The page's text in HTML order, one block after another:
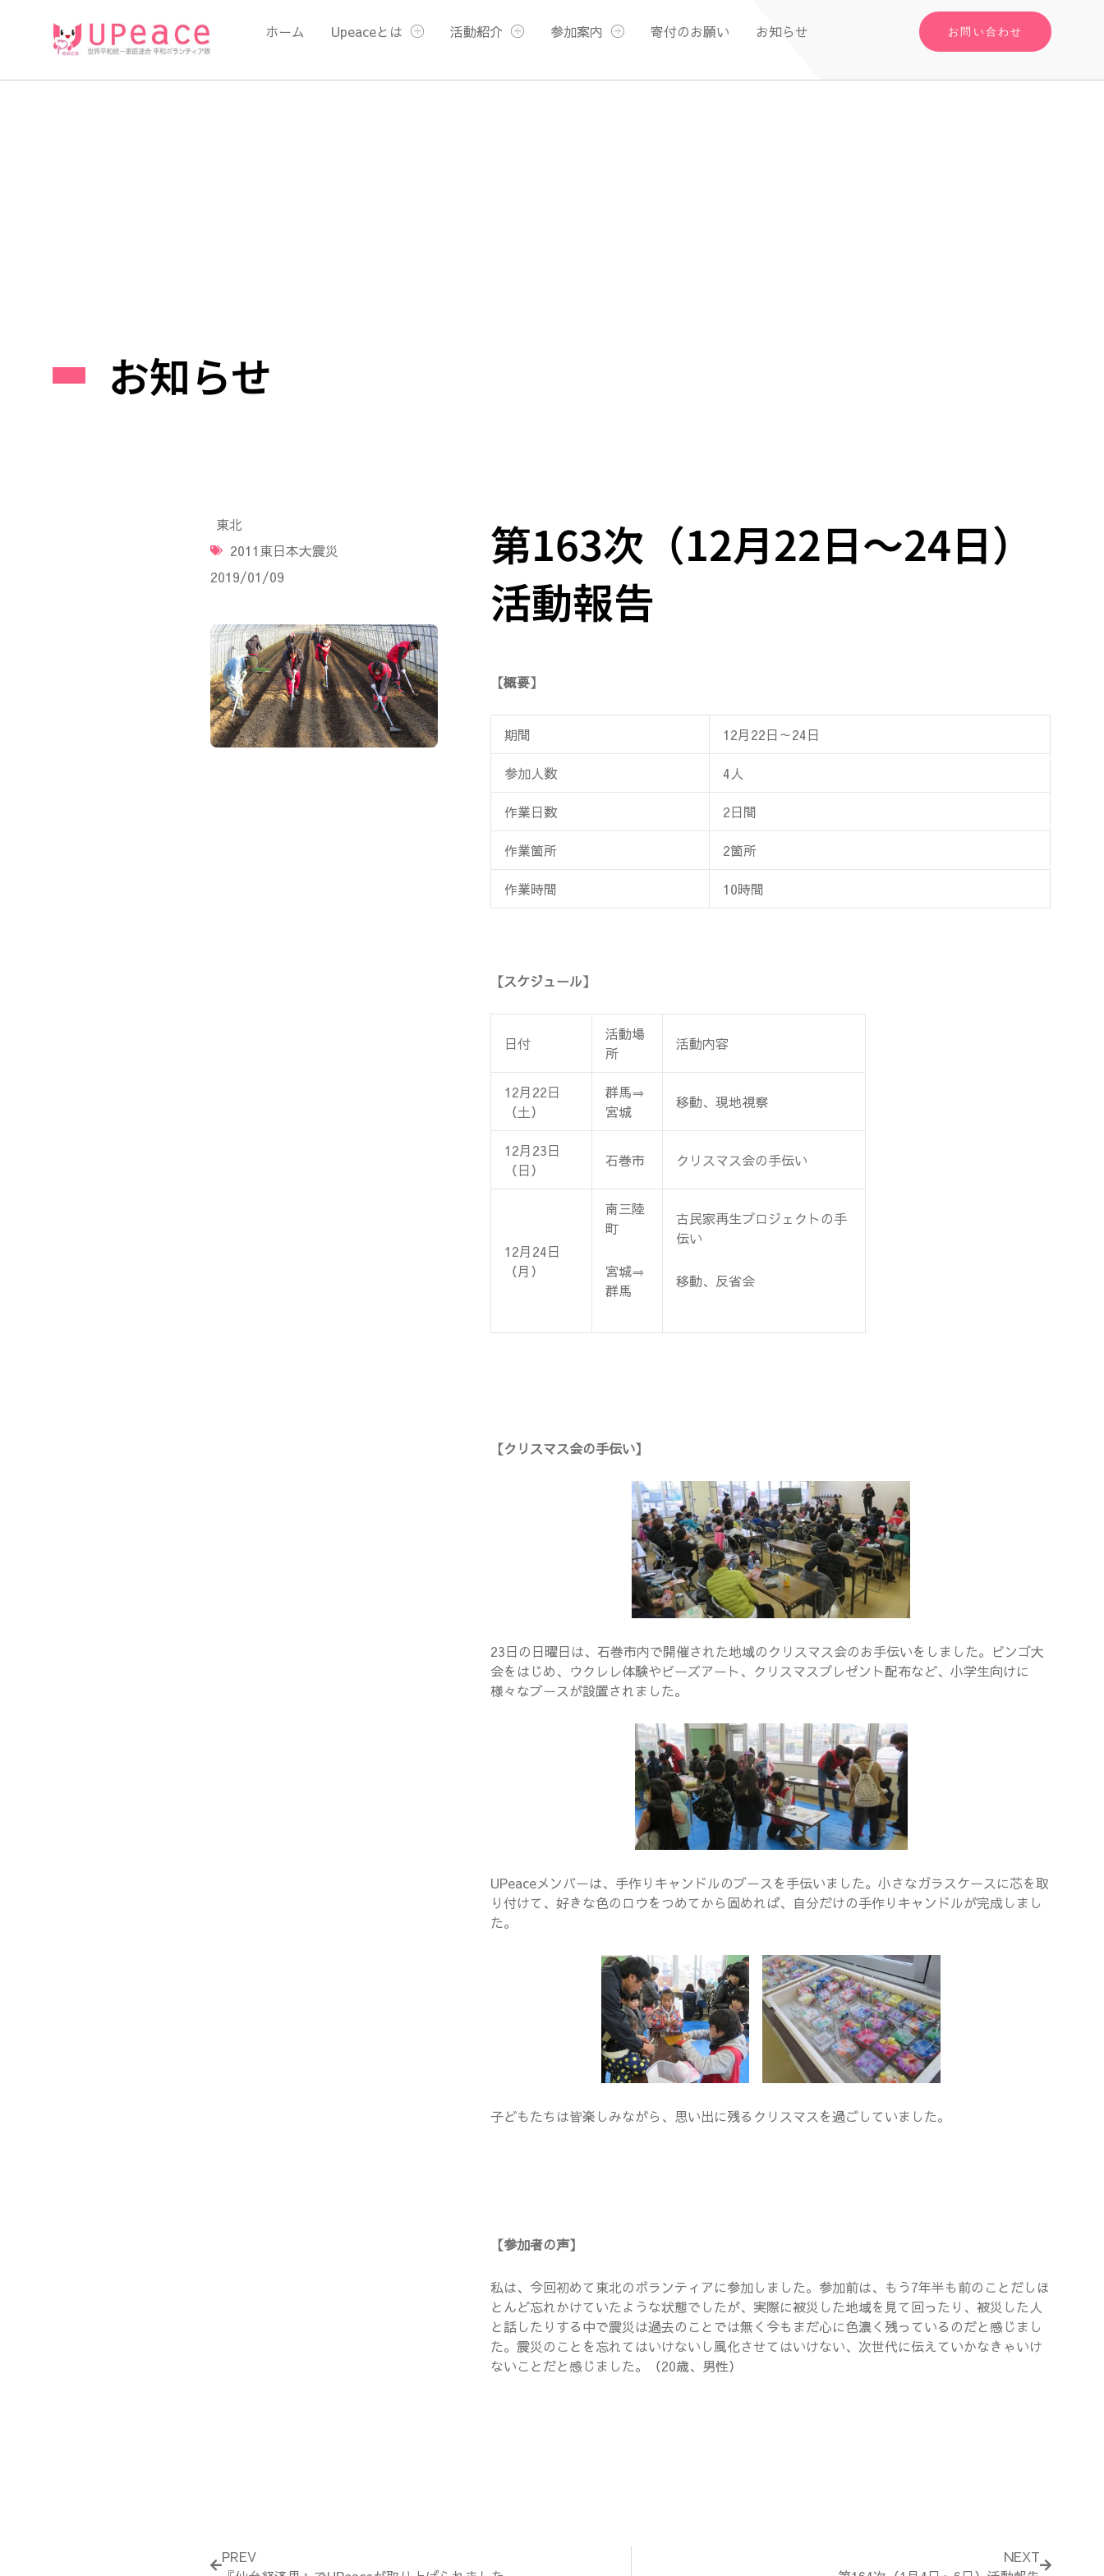
ホーム Upeaceとは 活動紹介 参加案内 寄付のお願い お知らせ お問い合わせ
お知らせ
東北
2011東日本大震災
2019/01/09
第163次（12月22日～24日）
活動報告
【概要】
期間 12月22日～24日
参加人数 4人
作業日数 2日間
作業箇所 2箇所
作業時間 10時間
【スケジュール】
日付
活動場
所
活動内容
12月22日
（土）
群馬⇒
宮城
移動、現地視察
12月23日
（日）
石巻市 クリスマス会の手伝い
12月24日
（月）
南三陸
町
宮城⇒
群馬
古民家再生プロジェクトの手
伝い
移動、反省会
【クリスマス会の手伝い】
23日の日曜日は、石巻市内で開催された地域のクリスマス会のお手伝いをしました。ビンゴ大
会をはじめ、ウクレレ体験やビーズアート、クリスマスプレゼント配布など、小学生向けに
様々なブースが設置されました。
UPeaceメンバーは、手作りキャンドルのブースを手伝いました。小さなガラスケースに芯を取
り付けて、好きな色のロウをつめてから固めれば、自分だけの手作りキャンドルが完成しまし
た。
子どもたちは皆楽しみながら、思い出に残るクリスマスを過ごしていました。
【参加者の声】
私は、今回初めて東北のボランティアに参加しました。参加前は、もう7年半も前のことだしほ
とんど忘れかけていたような状態でしたが、実際に被災した地域を見て回ったり、被災した人
と話したりする中で震災は過去のことでは無く今もまだ心に色濃く残っているのだと感じまし
た。震災のことを忘れてはいけないし風化させてはいけない、次世代に伝えていかなきゃいけ
ないことだと感じました。（20歳、男性）
PREV
NEXT